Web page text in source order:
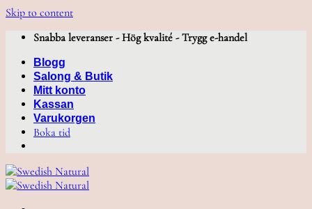
Skip to content
Snabba leveranser - Hög kvalité - Trygg e-handel
Blogg
Salong & Butik
Mitt konto
Kassan
Varukorgen
Boka tid